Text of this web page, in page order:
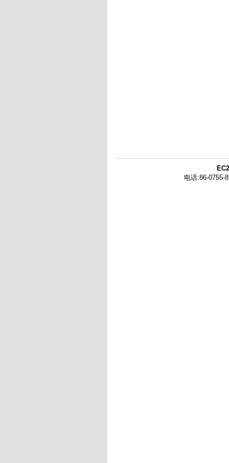
电话:86-0755-